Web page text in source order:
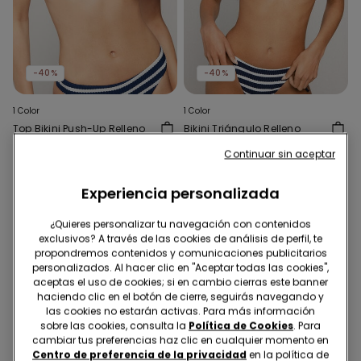
-40%
1 Color
Top Bikini Push-Up Relleno
-40%
1 Color
Bikini Triángulo Relleno
14,99 € -40%
Experiencia personalizada
¿Quieres personalizar tu navegación con contenidos
exclusivos? A través de las cookies de análisis de perfil, te
propondremos contenidos y comunicaciones publicitarios
personalizados. Al hacer clic en "Aceptar todas las cookies",
aceptas el uso de cookies; si en cambio cierras este banner
haciendo clic en el botón de cierre, seguirás navegando y
las cookies no estarán activas. Para más información
sobre las cookies, consulta la Política de Cookies. Para
cambiar tus preferencias haz clic en cualquier momento en
Centro de preferencia de la privacidad en la política de
Continuar sin aceptar